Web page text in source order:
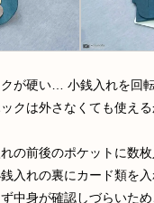
が硬い… 小銭入れを回
クは外さなくても使える
の前後のポケットに数
入れの裏にカード類を
中身が確認しづらいた